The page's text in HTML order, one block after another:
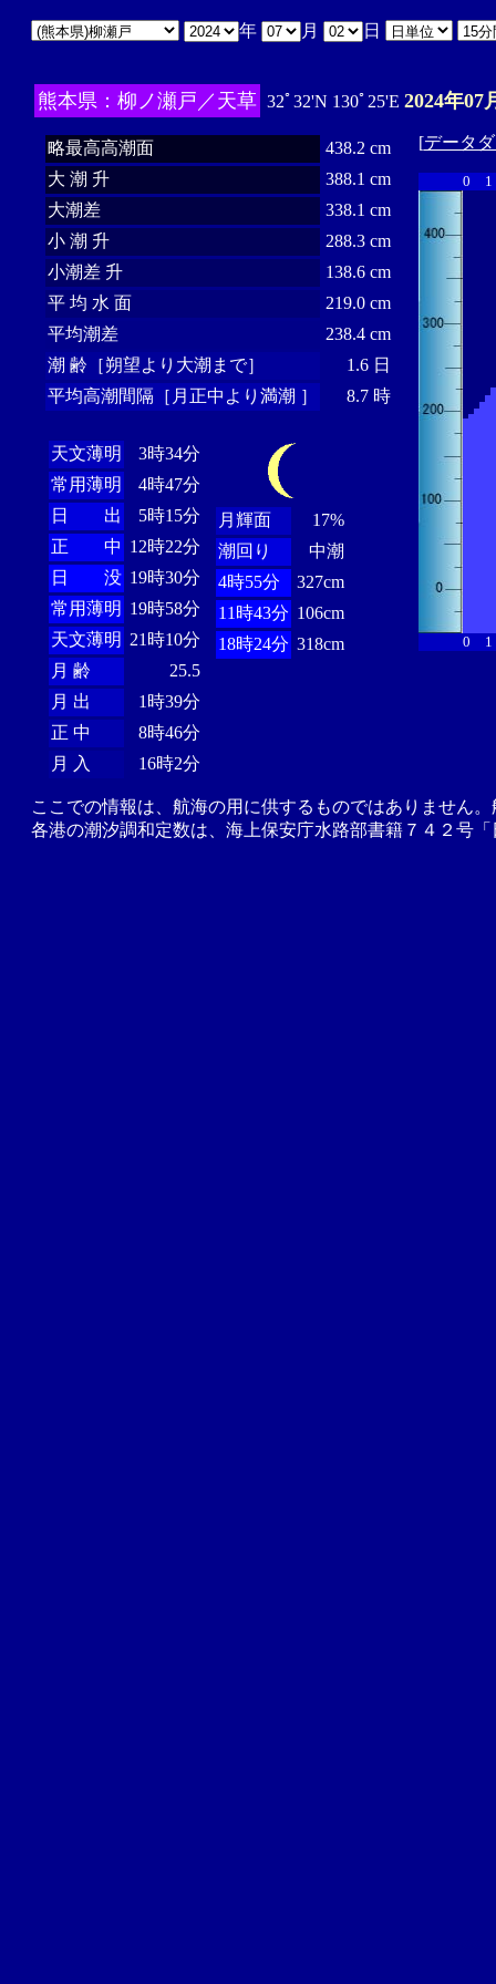
年 月 日
熊本県：柳ノ瀬戸／天草 32ﾟ32'N 130ﾟ25'E 2024年07
略最高高潮面
438.2 cm
大 潮 升
388.1 cm
大潮差
338.1 cm
小 潮 升
288.3 cm
小潮差 升
138.6 cm
平 均 水 面
219.0 cm
平均潮差
238.4 cm
潮 齢［朔望より大潮まで］
1.6 日
平均高潮間隔［月正中より満潮 ］
8.7 時
天文薄明
3時34分
常用薄明
4時47分
日 出
5時15分
正 中 12時22分
日 没 19時30分
常用薄明 19時58分
天文薄明 21時10分
月 齢
25.5
月 出
1時39分
正 中
8時46分
月 入
16時2分
月輝面
17%
潮回り
中潮
4時55分
327cm
11時43分 106cm
18時24分 318cm
[データ
0 1
0 1
ここでの情報は、航海の用に供するものではありません
各港の潮汐調和定数は、海上保安庁水路部書籍７４２号